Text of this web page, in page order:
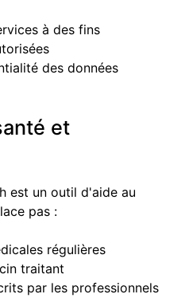
à des fins
des données
et
est un outil d'aide au
pas :
régulières
traitant
par les professionnels